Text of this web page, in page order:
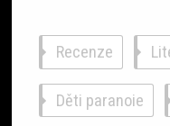
Recenze
Děti paranoie